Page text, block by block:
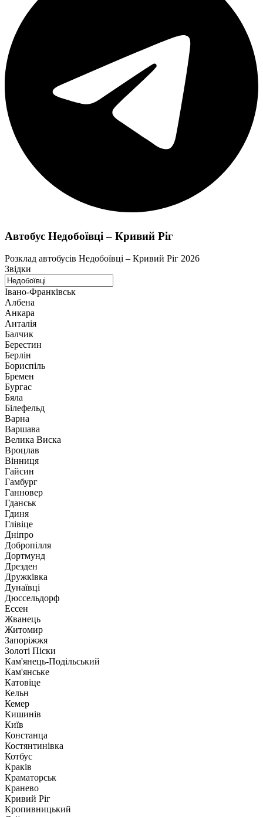
Автобус Недобоївці – Кривий Ріг
Розклад автобусів Недобоївці – Кривий Ріг 2026
Звідки
Івано-Франківськ
Албена
Анкара
Анталія
Балчик
Берестин
Берлін
Бориспіль
Бремен
Бургас
Бяла
Білефельд
Варна
Варшава
Велика Виска
Вроцлав
Вінниця
Гайсин
Гамбург
Ганновер
Гданськ
Гдиня
Глівіце
Дніпро
Добропілля
Дортмунд
Дрезден
Дружківка
Дунаївці
Дюссельдорф
Ессен
Жванець
Житомир
Запоріжжя
Золоті Піски
Кам'янець-Подільський
Кам'янське
Катовіце
Кельн
Кемер
Кишинів
Київ
Констанца
Костянтинівка
Котбус
Краків
Краматорськ
Кранево
Кривий Ріг
Кропивницький